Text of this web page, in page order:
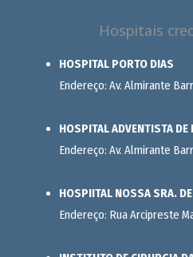
Hospitais
HOSPITAL PORTO DIAS
Endereço: Av. Almirante
HOSPITAL ADVENTISTA DE
Endereço: Av. Almirante
HOSPIITAL NOSSA SRA.
Endereço: Rua Arcipreste